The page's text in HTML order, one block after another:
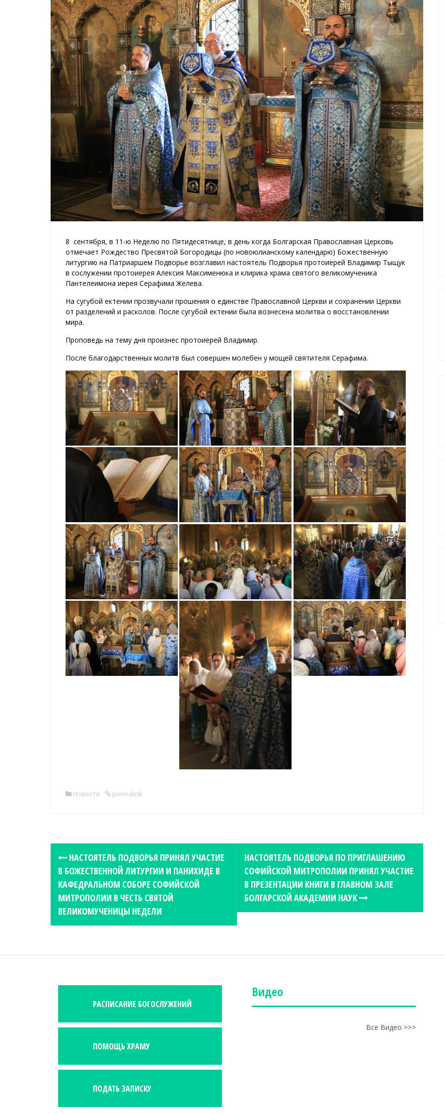
8 сентября, в 11-ю Неделю по Пятидесятнице, в день когда Болгарская Православная Церковь
отмечает Рождество Пресвятой Богородицы (по новоюлианскому календарю) Божественную
литургию на Патриаршем Подворье возглавил настоятель Подворья протоиерей Владимир Тыщук
в сослужении протоиерея Алексия Максименюка и клирика храма святого великомученика
Пантелеимона иерея Серафима Желева.
На сугубой ектении прозвучали прошения о единстве Православной Церкви и сохранении Церкви
от разделений и расколов. После сугубой ектении была вознесена молитва о восстановлении
мира.
Проповедь на тему дня произнес протоиерей Владимир.
После благодарственных молитв был совершен молебен у мощей святителя Серафима.
Новости permalink
a
i
НАСТОЯТЕЛЬ ПОДВОРЬЯ ПРИНЯЛ УЧАСТИЕ
В БОЖЕСТВЕННОЙ ЛИТУРГИИ И ПАНИХИДЕ В
КАФЕДРАЛЬНОМ СОБОРЕ СОФИЙСКОЙ
МИТРОПОЛИИ В ЧЕСТЬ СВЯТОЙ
ВЕЛИКОМУЧЕНИЦЫ НЕДЕЛИ
НАСТОЯТЕЛЬ ПОДВОРЬЯ ПО ПРИГЛАШЕНИЮ
СОФИЙСКОЙ МИТРОПОЛИИ ПРИНЯЛ УЧАСТИЕ
В ПРЕЗЕНТАЦИИ КНИГИ В ГЛАВНОМ ЗАЛЕ
БОЛГАРСКОЙ АКАДЕМИИ НАУК
РАСПИСАНИЕ БОГОСЛУЖЕНИЙ
ПОМОЩЬ ХРАМУ
ПОДАТЬ ЗАПИСКУ
Видео
Все Видео >>>